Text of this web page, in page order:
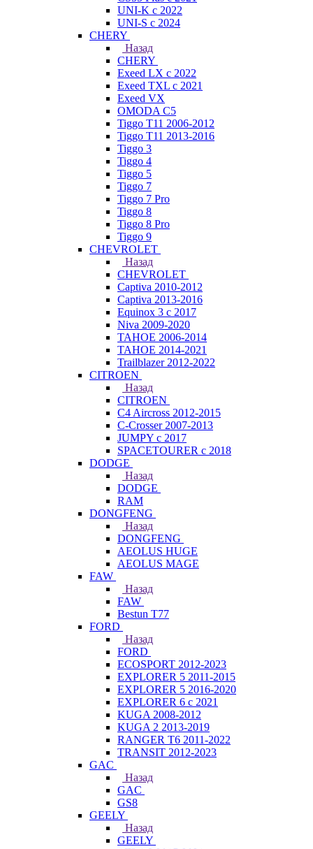
UNI-K с 2022
UNI-S с 2024
CHERY
Назад
CHERY
Exeed LX с 2022
Exeed TXL с 2021
Exeed VX
OMODA C5
Tiggo T11 2006-2012
Tiggo T11 2013-2016
Tiggo 3
Tiggo 4
Tiggo 5
Tiggo 7
Tiggo 7 Pro
Tiggo 8
Tiggo 8 Pro
Tiggo 9
CHEVROLET
Назад
CHEVROLET
Captiva 2010-2012
Captiva 2013-2016
Equinox 3 с 2017
Niva 2009-2020
TAHOE 2006-2014
TAHOE 2014-2021
Trailblazer 2012-2022
CITROEN
Назад
CITROEN
C4 Aircross 2012-2015
C-Crosser 2007-2013
JUMPY с 2017
SPACETOURER с 2018
DODGE
Назад
DODGE
RAM
DONGFENG
Назад
DONGFENG
AEOLUS HUGE
AEOLUS MAGE
FAW
Назад
FAW
Bestun T77
FORD
Назад
FORD
ECOSPORT 2012-2023
EXPLORER 5 2011-2015
EXPLORER 5 2016-2020
EXPLORER 6 с 2021
KUGA 2008-2012
KUGA 2 2013-2019
RANGER T6 2011-2022
TRANSIT 2012-2023
GAC
Назад
GAC
GS8
GEELY
Назад
GEELY